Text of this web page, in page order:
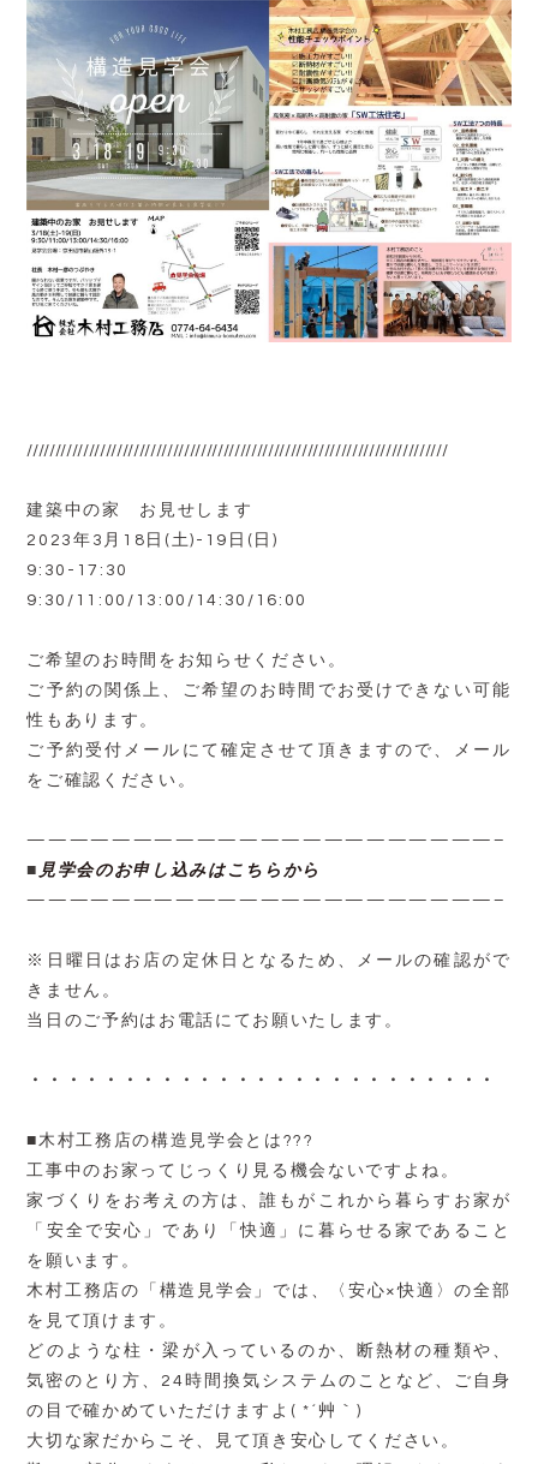
///////////////////////////////////////////////////////////////////////////
建築中の家 お見せします
2023年3月18日(土)-19日(日)
9:30-17:30
9:30/11:00/13:00/14:30/16:00
ご希望のお時間をお知らせください。
ご予約の関係上、ご希望のお時間でお受けできない可能
性もあります。
ご予約受付メールにて確定させて頂きますので、メール
をご確認ください。
——————————————————————–
■ 見学会のお申し込みはこちらから
——————————————————————–
※日曜日はお店の定休日となるため、メールの確認がで
きません。
当日のご予約はお電話にてお願いたします。
・・・・・・・・・・・・・・・・・・・・・・・・・
■木村工務店の構造見学会とは???
工事中のお家ってじっくり見る機会ないですよね。
家づくりをお考えの方は、誰もがこれから暮らすお家が
「安全で安心」であり「快適」に暮らせる家であること
を願います。
木村工務店の「構造見学会」では、〈安心×快適〉の全部
を見て頂けます。
どのような柱・梁が入っているのか、断熱材の種類や、
気密のとり方、24時間換気システムのことなど、ご自身
の目で確かめていただけますよ( *´艸｀)
大切な家だからこそ、見て頂き安心してください。